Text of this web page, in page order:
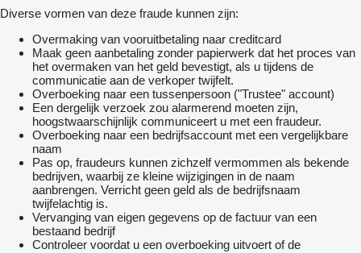
Diverse vormen van deze fraude kunnen zijn:
Overmaking van vooruitbetaling naar creditcard
Maak geen aanbetaling zonder papierwerk dat het proces van
het overmaken van het geld bevestigt, als u tijdens de
communicatie aan de verkoper twijfelt.
Overboeking naar een tussenpersoon ("Trustee" account)
Een dergelijk verzoek zou alarmerend moeten zijn,
hoogstwaarschijnlijk communiceert u met een fraudeur.
Overboeking naar een bedrijfsaccount met een vergelijkbare
naam
Pas op, fraudeurs kunnen zichzelf vermommen als bekende
bedrijven, waarbij ze kleine wijzigingen in de naam
aanbrengen. Verricht geen geld als de bedrijfsnaam
twijfelachtig is.
Vervanging van eigen gegevens op de factuur van een
bestaand bedrijf
Controleer voordat u een overboeking uitvoert of de